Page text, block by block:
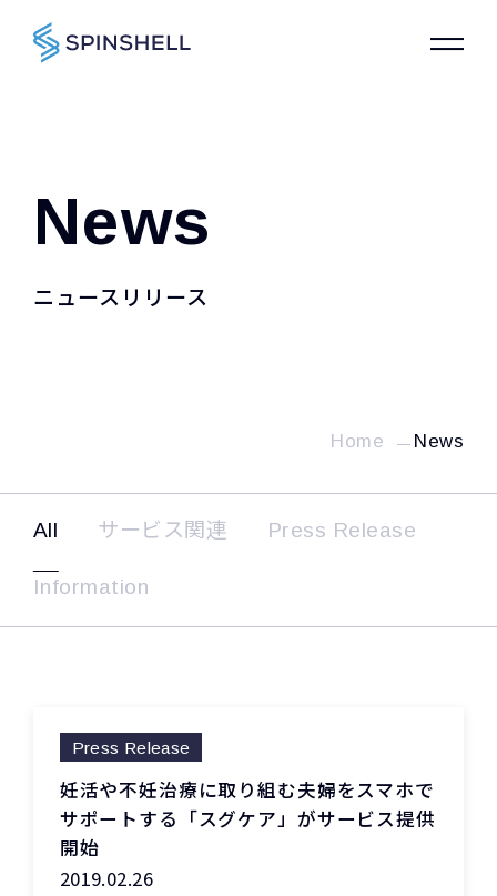
ニュースリリース
News
Home News
All サービス関連 Press Release
Information
Press Release
妊活や不妊治療に取り組む夫婦をスマホで
サポートする「スグケア」がサービス提供
開始
2019.02.26